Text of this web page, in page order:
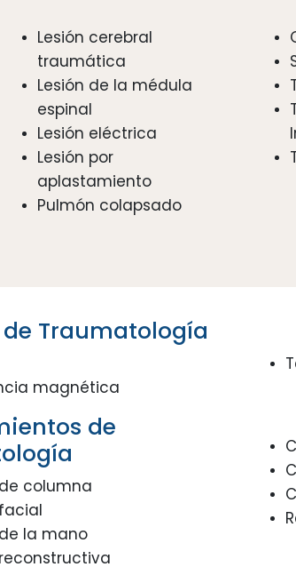
Lesión cerebral
traumática
Lesión de la médula
espinal
Lesión eléctrica
Lesión por
aplastamiento
Pulmón colapsado
de Traumatología
magnética
de
columna
la mano